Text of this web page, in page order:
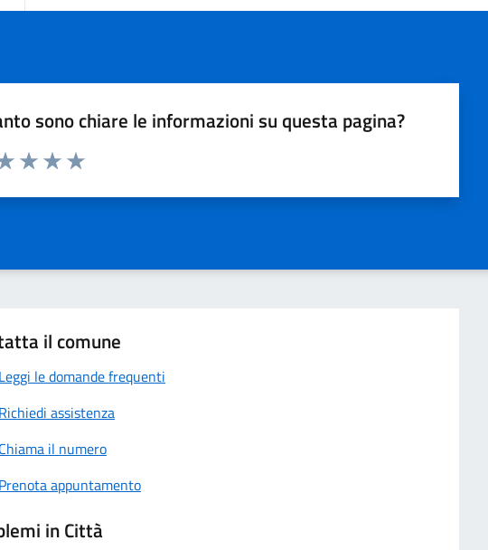
sono chiare le informazioni su questa pagina?
1 a 5 stelle la pagina
il comune
le domande frequenti
assistenza
il numero
appuntamento
in Città